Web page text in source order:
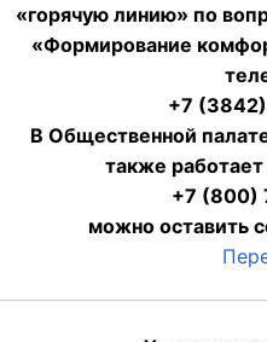
«горячую линию» по
«Формирование
+7
В Общественной
также работает
+7 (800)
можно оставить